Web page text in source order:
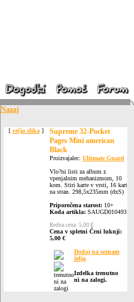
Nazaj
[ večja slika]
Supreme 32-Pocket
Pages Mini american
Black
Proizvajalec: Ultimate Guard
Vlo?ni listi za album z
vpenjalnim mehanizmom, 10
kom. Stiri karte v vrsti, 16 kart
na stran. 298,5x235mm (dxS)
Priporočena starost: 10+
Koda artikla: SAUGD010493
Redna cena: 5,00 €
Cena v spletni Črni luknji:
5,00 €
Dodaj na seznam
želja
Izdelka trenutno
ni na zalogi.